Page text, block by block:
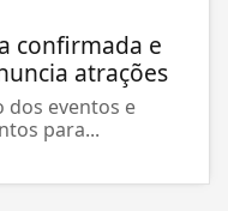
confirmada e
atrações
dos eventos e
para...